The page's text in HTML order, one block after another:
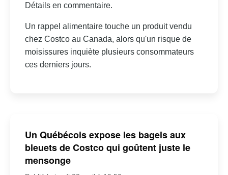
Détails en commentaire.
Un rappel alimentaire touche un produit vendu
chez Costco au Canada, alors qu'un risque de
moisissures inquiète plusieurs consommateurs
ces derniers jours.
Un Québécois expose les bagels aux
bleuets de Costco qui goûtent juste le
mensonge